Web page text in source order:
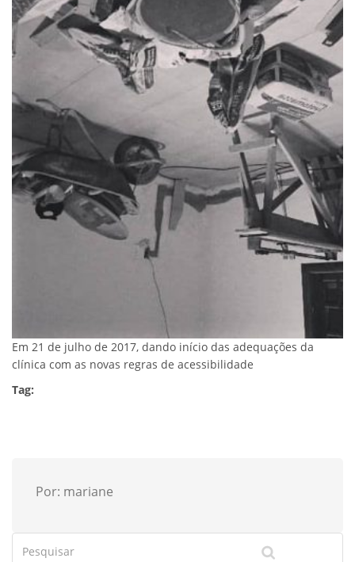
Em 21 de julho de 2017, dando início das adequações da
clínica com as novas regras de acessibilidade
Tag:
Por: mariane